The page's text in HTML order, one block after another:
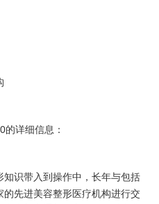
详细信息：
识带入到操作中，长年与包括
先进美容整形医疗机构进行交